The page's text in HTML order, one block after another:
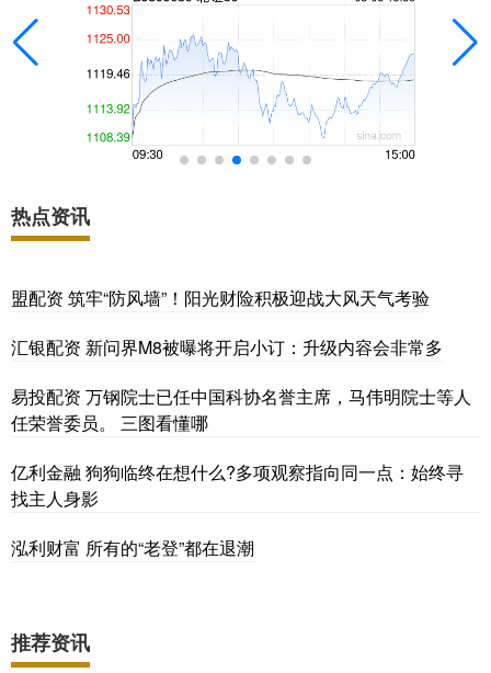
热点资讯
盟配资 筑牢“防风墙”！阳光财险积极迎战大风天气考验
汇银配资 新问界M8被曝将开启小订：升级内容会非常多
易投配资 万钢院士已任中国科协名誉主席，马伟明院士等人
任荣誉委员。 三图看懂哪
亿利金融 狗狗临终在想什么?多项观察指向同一点：始终寻
找主人身影
泓利财富 所有的“老登”都在退潮
推荐资讯